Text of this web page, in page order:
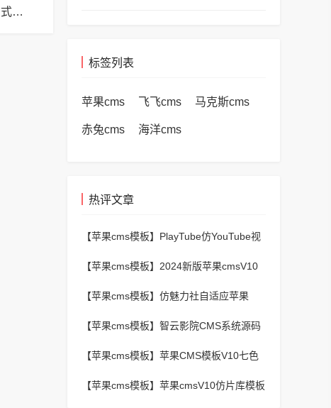
苹果cms模板苹果cms模板帝国CMS弹出窗口下载方式改为点击链接直接下载教程
标签列表
苹果cms 飞飞cms 马克斯cms
赤兔cms 海洋cms
热评文章
【苹果cms模板】 PlayTube仿YouTube视
【苹果cms模板】 2024新版苹果cmsV10
【苹果cms模板】 仿魅力社自适应苹果
【苹果cms模板】 智云影院CMS系统源码
【苹果cms模板】 苹果CMS模板V10七色
【苹果cms模板】 苹果cmsV10仿片库模板